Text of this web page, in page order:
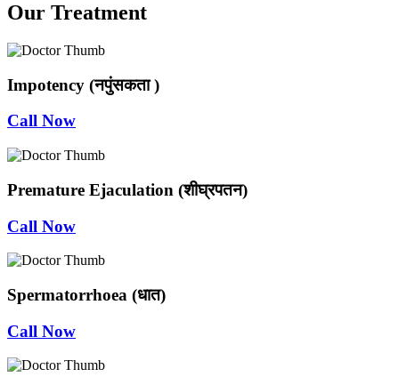
Our Treatment
Impotency (नपुंसकता )
Call Now
Premature Ejaculation (शीघ्रपतन)
Call Now
Spermatorrhoea (धात)
Call Now